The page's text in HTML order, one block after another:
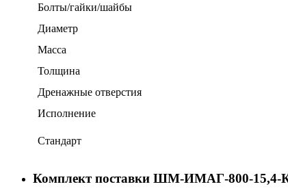
Болты/гайки/шайбы
Диаметр
Масса
Толщина
Дренажные отверстия
Исполнение
Стандарт
Комплект поставки ШМ-ИМАГ-800-15,4-